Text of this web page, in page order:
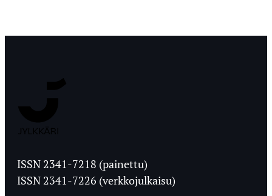
Ylioppilaslehti
ISSN 2341-7218 (painettu)
ISSN 2341-7226 (verkkojulkaisu)